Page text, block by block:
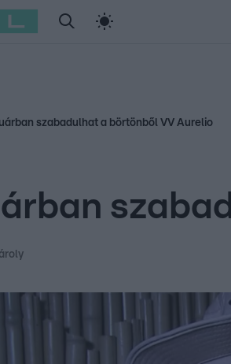
Szellő István Most Wanted
szabadulhat a börtönből VV Aurelio